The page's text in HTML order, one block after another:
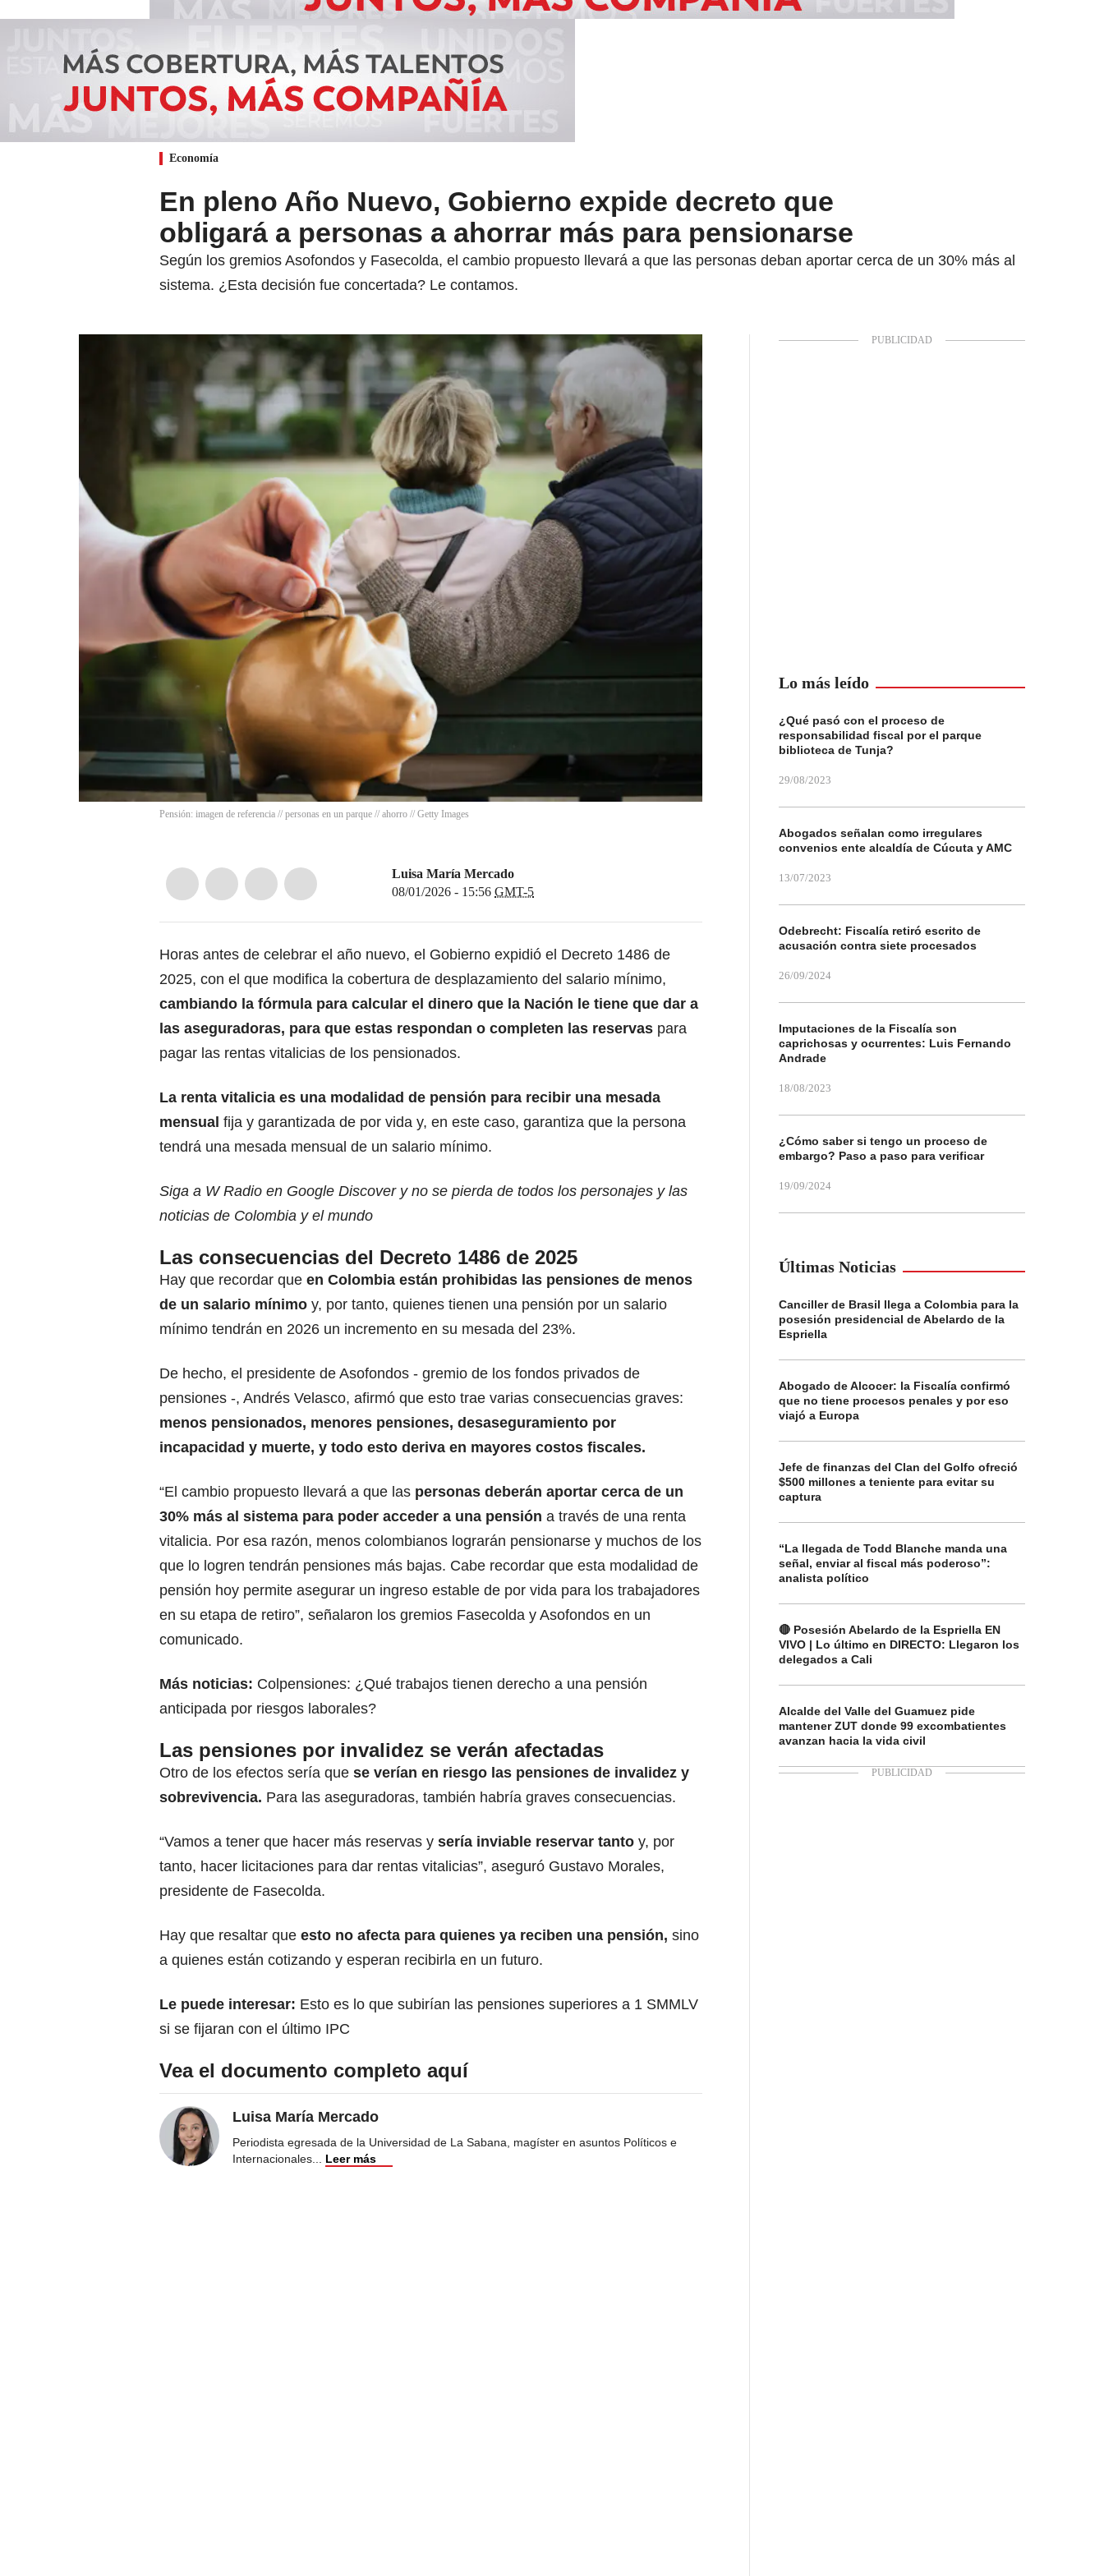
Economía
En pleno Año Nuevo, Gobierno expide decreto que
obligará a personas a ahorrar más para pensionarse
Según los gremios Asofondos y Fasecolda, el cambio propuesto llevará a que las personas deban aportar cerca de un 30% más al
sistema. ¿Esta decisión fue concertada? Le contamos.
Pensión: imagen de referencia // personas en un parque // ahorro // Getty Images
Luisa María Mercado
08/01/2026 - 15:56 GMT-5
Horas antes de celebrar el año nuevo, el Gobierno expidió el Decreto 1486 de
2025, con el que modifica la cobertura de desplazamiento del salario mínimo,
cambiando la fórmula para calcular el dinero que la Nación le tiene que dar a
las aseguradoras, para que estas respondan o completen las reservas para
pagar las rentas vitalicias de los pensionados.
La renta vitalicia es una modalidad de pensión para recibir una mesada
mensual fija y garantizada de por vida y, en este caso, garantiza que la persona
tendrá una mesada mensual de un salario mínimo.
Siga a W Radio en Google Discover y no se pierda de todos los personajes y las
noticias de Colombia y el mundo
Las consecuencias del Decreto 1486 de 2025
Hay que recordar que en Colombia están prohibidas las pensiones de menos
de un salario mínimo y, por tanto, quienes tienen una pensión por un salario
mínimo tendrán en 2026 un incremento en su mesada del 23%.
De hecho, el presidente de Asofondos - gremio de los fondos privados de
pensiones -, Andrés Velasco, afirmó que esto trae varias consecuencias graves:
menos pensionados, menores pensiones, desaseguramiento por
incapacidad y muerte, y todo esto deriva en mayores costos fiscales.
“El cambio propuesto llevará a que las personas deberán aportar cerca de un
30% más al sistema para poder acceder a una pensión a través de una renta
vitalicia. Por esa razón, menos colombianos lograrán pensionarse y muchos de los
que lo logren tendrán pensiones más bajas. Cabe recordar que esta modalidad de
pensión hoy permite asegurar un ingreso estable de por vida para los trabajadores
en su etapa de retiro”, señalaron los gremios Fasecolda y Asofondos en un
comunicado.
Más noticias: Colpensiones: ¿Qué trabajos tienen derecho a una pensión
anticipada por riesgos laborales?
Las pensiones por invalidez se verán afectadas
Otro de los efectos sería que se verían en riesgo las pensiones de invalidez y
sobrevivencia. Para las aseguradoras, también habría graves consecuencias.
“Vamos a tener que hacer más reservas y sería inviable reservar tanto y, por
tanto, hacer licitaciones para dar rentas vitalicias”, aseguró Gustavo Morales,
presidente de Fasecolda.
Hay que resaltar que esto no afecta para quienes ya reciben una pensión, sino
a quienes están cotizando y esperan recibirla en un futuro.
Le puede interesar: Esto es lo que subirían las pensiones superiores a 1 SMMLV
si se fijaran con el último IPC
Vea el documento completo aquí
Luisa María Mercado
Periodista egresada de la Universidad de La Sabana, magíster en asuntos Políticos e
Internacionales... Leer más
Lo más leído
¿Qué pasó con el proceso de
responsabilidad fiscal por el parque
biblioteca de Tunja?
29/08/2023
Abogados señalan como irregulares
convenios ente alcaldía de Cúcuta y AMC
13/07/2023
Odebrecht: Fiscalía retiró escrito de
acusación contra siete procesados
26/09/2024
Imputaciones de la Fiscalía son
caprichosas y ocurrentes: Luis Fernando
Andrade
18/08/2023
¿Cómo saber si tengo un proceso de
embargo? Paso a paso para verificar
19/09/2024
Últimas Noticias
Canciller de Brasil llega a Colombia para la
posesión presidencial de Abelardo de la
Espriella
Abogado de Alcocer: la Fiscalía confirmó
que no tiene procesos penales y por eso
viajó a Europa
Jefe de finanzas del Clan del Golfo ofreció
$500 millones a teniente para evitar su
captura
“La llegada de Todd Blanche manda una
señal, enviar al fiscal más poderoso”:
analista político
🔴 Posesión Abelardo de la Espriella EN
VIVO | Lo último en DIRECTO: Llegaron los
delegados a Cali
Alcalde del Valle del Guamuez pide
mantener ZUT donde 99 excombatientes
avanzan hacia la vida civil